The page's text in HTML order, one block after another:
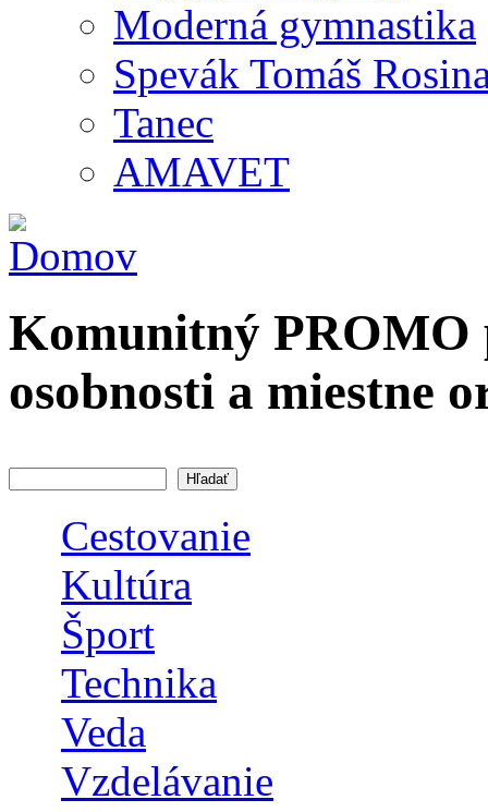
Moderná gymnastika
Spevák Tomáš
Tanec
AMAVET
Komunitný
osobnosti a miestne
Cestovanie
Kultúra
Šport
Technika
Veda
Vzdelávanie